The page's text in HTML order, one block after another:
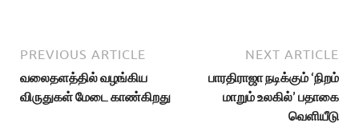
PREVIOUS ARTICLE
வலைதளத்தில் வழங்கிய
விருதுகள் மேடை காண்கிறது
NEXT ARTICLE
பாரதிராஜா நடிக்கும் ‘நிறம்
மாறும் உலகில்’ பதாகை
வெளியீடு